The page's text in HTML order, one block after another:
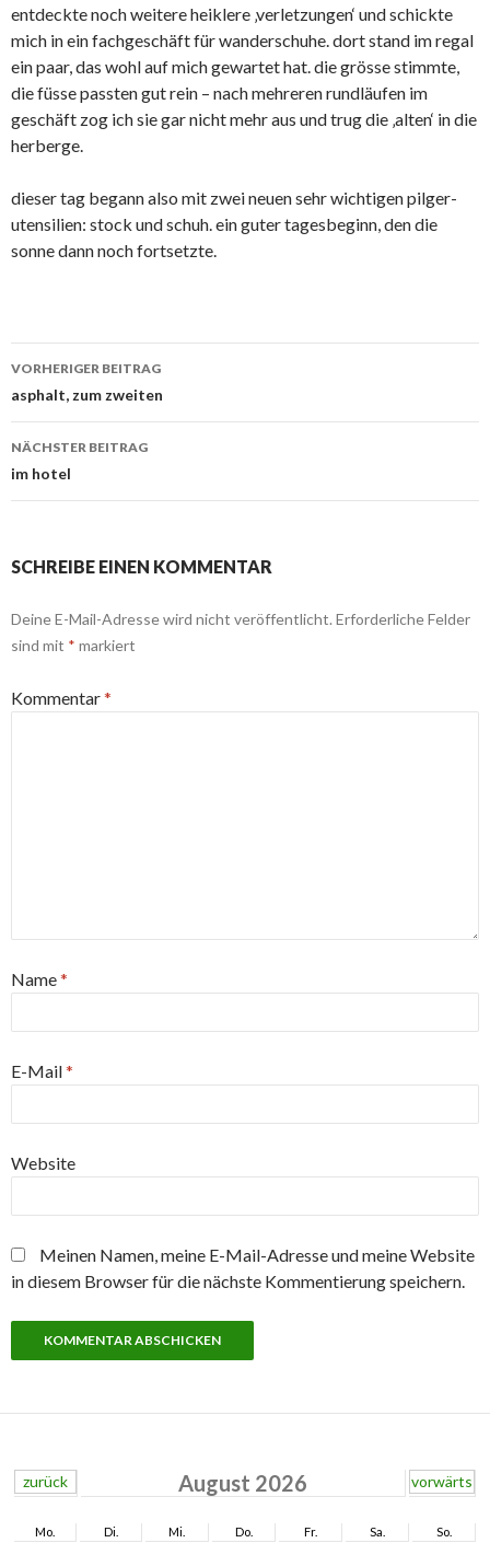
entdeckte noch weitere heiklere ‚verletzungen‘ und schickte
mich in ein fachgeschäft für wanderschuhe. dort stand im regal
ein paar, das wohl auf mich gewartet hat. die grösse stimmte,
die füsse passten gut rein – nach mehreren rundläufen im
geschäft zog ich sie gar nicht mehr aus und trug die ‚alten‘ in die
herberge.
dieser tag begann also mit zwei neuen sehr wichtigen pilger-
utensilien: stock und schuh. ein guter tagesbeginn, den die
sonne dann noch fortsetzte.
Beitrags-
Navigation
VORHERIGER BEITRAG
asphalt, zum zweiten
NÄCHSTER BEITRAG
im hotel
SCHREIBE EINEN KOMMENTAR
Deine E-Mail-Adresse wird nicht veröffentlicht. Erforderliche Felder
sind mit * markiert
Kommentar*
Name*
E-Mail*
Website
Meinen Namen, meine E-Mail-Adresse und meine Website
in diesem Browser für die nächste Kommentierung speichern.
zurück August 2026 vorwärts
Mo. Di. Mi. Do. Fr. Sa. So.